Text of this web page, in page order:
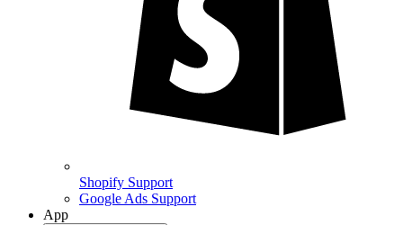
Shopify Support
Google Ads Support
App